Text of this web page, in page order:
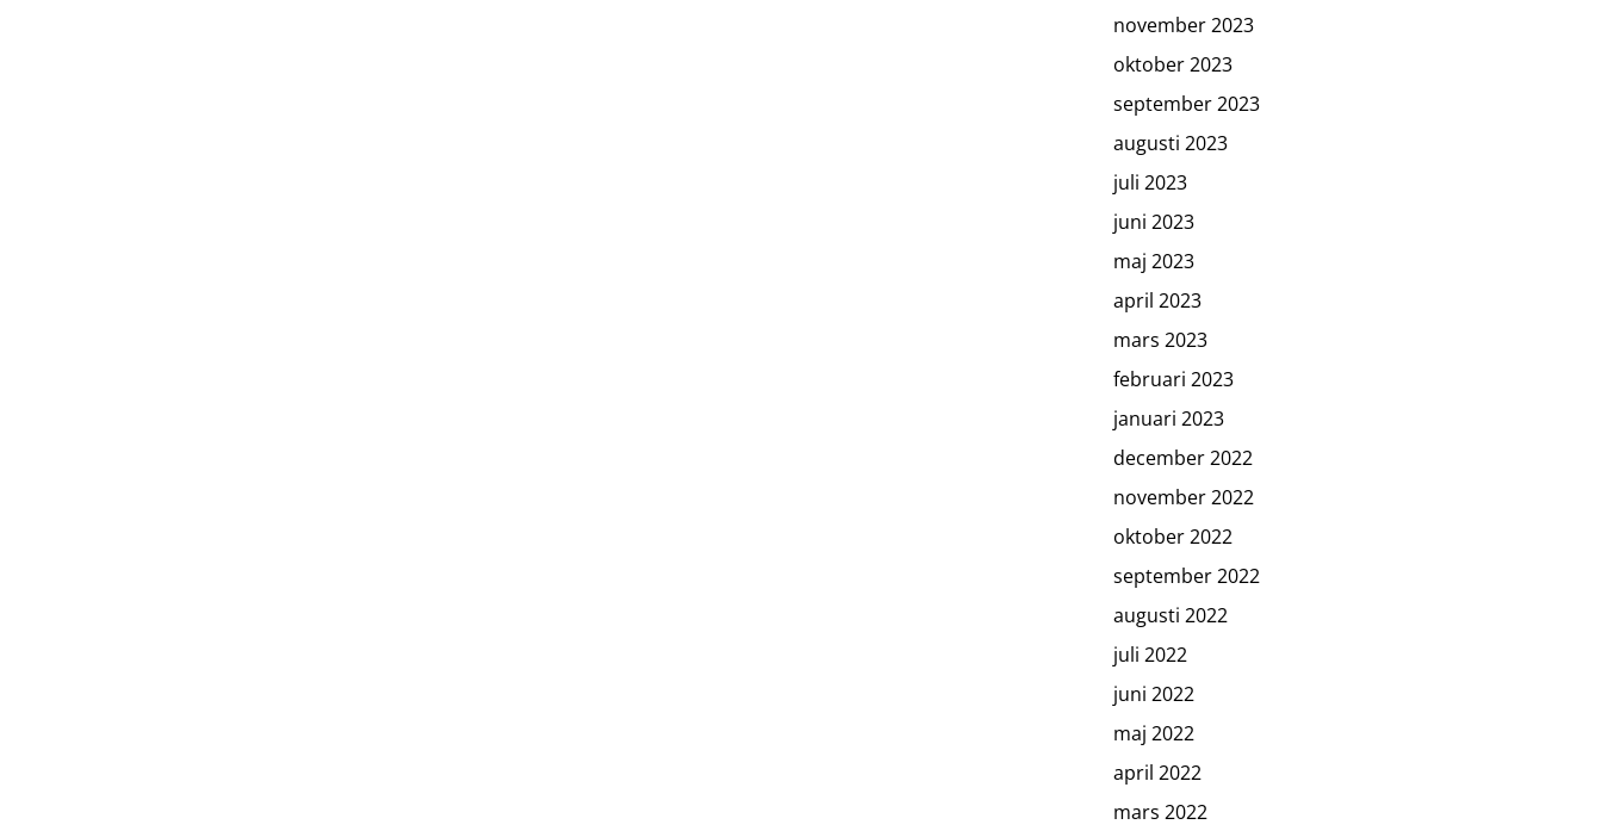
november 2023
oktober 2023
september 2023
augusti 2023
juli 2023
juni 2023
maj 2023
april 2023
mars 2023
februari 2023
januari 2023
december 2022
november 2022
oktober 2022
september 2022
augusti 2022
juli 2022
juni 2022
maj 2022
april 2022
mars 2022